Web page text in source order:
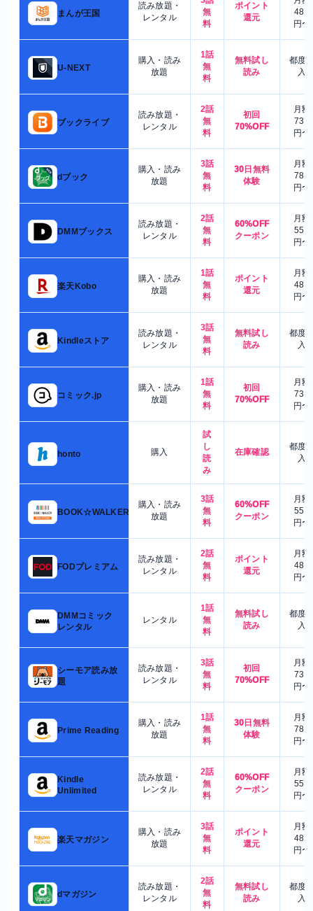
まんが王国
読み放題・
レンタル
無
料
ポイント
還元
480
円〜
U-NEXT
購入・読み
放題
1話
無
料
無料試し
読み
都度
入
ブックライブ
読み放題・
レンタル
2話
無
料
初回
70%OFF
月額
730
円〜
dブック
購入・読み
放題
3話
無
料
30日無料
体験
月額
780
円〜
DMMブックス
読み放題・
レンタル
2話
無
料
60%OFF
クーポン
月額
550
円〜
楽天Kobo
購入・読み
放題
1話
無
料
ポイント
還元
月額
480
円〜
Kindleストア
読み放題・
レンタル
3話
無
料
無料試し
読み
都度
入
コミック.jp
購入・読み
放題
1話
無
料
初回
70%OFF
月額
730
円〜
honto 購入
試
し
読
み
在庫確認
都度
入
BOOK☆WALKER
購入・読み
放題
3話
無
料
60%OFF
クーポン
月額
550
円〜
FODプレミアム
読み放題・
レンタル
2話
無
料
ポイント
還元
月額
480
円〜
DMMコミック
レンタル
レンタル
1話
無
料
無料試し
読み
都度
入
シーモア読み放
題
読み放題・
レンタル
3話
無
料
初回
70%OFF
月額
730
円〜
Prime Reading
購入・読み
放題
1話
無
料
30日無料
体験
月額
780
円〜
Kindle
Unlimited
読み放題・
レンタル
2話
無
料
60%OFF
クーポン
月額
550
円〜
楽天マガジン
購入・読み
放題
3話
無
料
ポイント
還元
月額
480
円〜
dマガジン
読み放題・
レンタル
2話
無
料
無料試し
読み
都度
入